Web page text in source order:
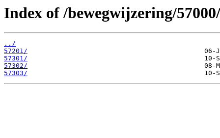
Index of /bewegwijzering/57000/
../
57201/
57301/
57302/
57303/